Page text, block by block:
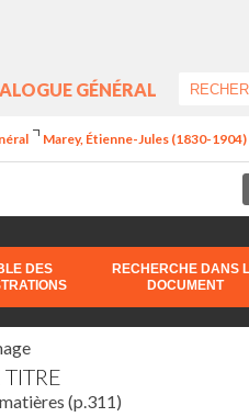
GÉNÉRAL
Marey, Étienne-Jules (1830-
DES
RECHERCHE DANS
DOCUMENT
(p.311)